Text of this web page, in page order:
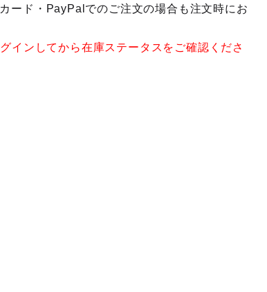
ード・PayPalでのご注文の場合も注文時にお
インしてから在庫ステータスをご確認くださ